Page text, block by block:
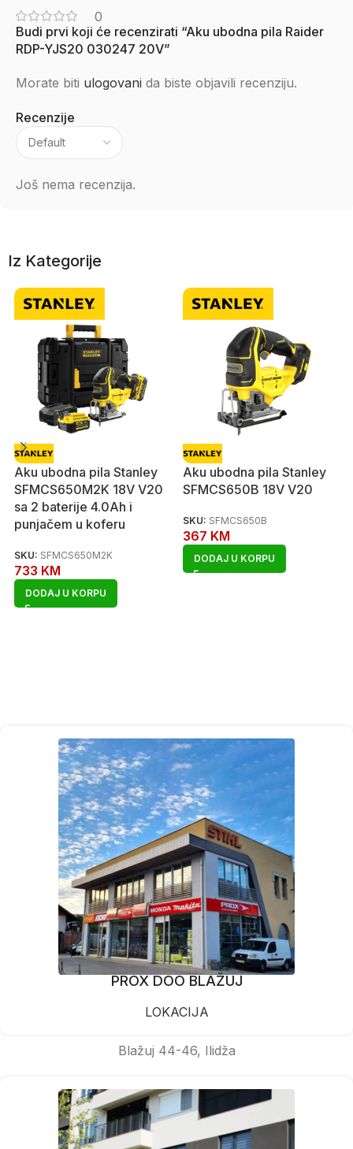
0
Recenzije
Još nema recenzija.
Budi prvi koji će recenzirati “Aku ubodna pila Raider
RDP-YJS20 030247 20V”
Morate biti ulogovani da biste objavili recenziju.
Iz Kategorije
Aku ubodna pila Stanley
SFMCS650M2K 18V V20
sa 2 baterije 4.0Ah i
punjačem u koferu
SKU: SFMCS650M2K
733 KM
DODAJ U KORPU
Aku ubodna pila Stanley
SFMCS650B 18V V20
SKU: SFMCS650B
367 KM
DODAJ U KORPU
PROX DOO BLAŽUJ
LOKACIJA
Blažuj 44-46, Ilidža